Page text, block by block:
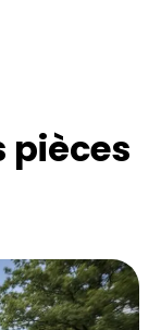
pièces